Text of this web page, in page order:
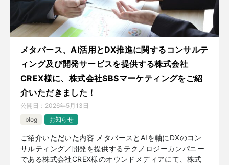
メタバース、AI活用とDX推進に関するコンサルテ
ィング及び開発サービスを提供する株式会社
CREX様に、株式会社SBSマーケティングをご紹
介いただきました！
公開日： 2026年5月13日
blog
お知らせ
ご紹介いただいた内容 メタバースとAIを軸にDXのコン
サルティング／開発を提供するテクノロジーカンパニー
である株式会社CREX様のオウンドメディアにて、株式